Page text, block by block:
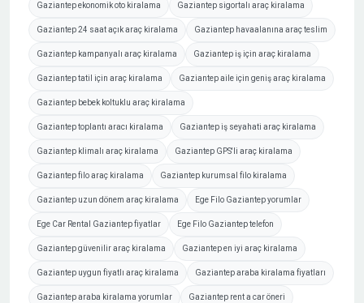
Gaziantep ekonomik oto kiralama Gaziantep sigortalı araç kiralama
Gaziantep 24 saat açık araç kiralama Gaziantep havaalanına araç teslim
Gaziantep kampanyalı araç kiralama Gaziantep iş için araç kiralama
Gaziantep tatil için araç kiralama Gaziantep aile için geniş araç kiralama
Gaziantep bebek koltuklu araç kiralama
Gaziantep toplantı aracı kiralama Gaziantep iş seyahati araç kiralama
Gaziantep klimalı araç kiralama Gaziantep GPS'li araç kiralama
Gaziantep filo araç kiralama Gaziantep kurumsal filo kiralama
Gaziantep uzun dönem araç kiralama Ege Filo Gaziantep yorumlar
Ege Car Rental Gaziantep fiyatlar Ege Filo Gaziantep telefon
Gaziantep güvenilir araç kiralama Gaziantep en iyi araç kiralama
Gaziantep uygun fiyatlı araç kiralama Gaziantep araba kiralama fiyatları
Gaziantep araba kiralama yorumlar Gaziantep rent a car öneri